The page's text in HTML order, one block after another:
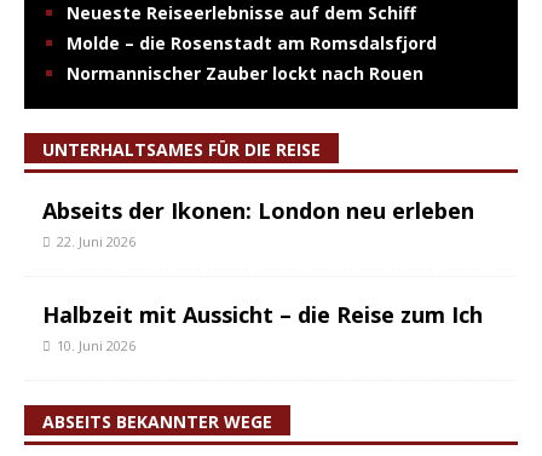
Neueste Reiseerlebnisse auf dem Schiff
Molde – die Rosenstadt am Romsdalsfjord
Normannischer Zauber lockt nach Rouen
UNTERHALTSAMES FÜR DIE REISE
Abseits der Ikonen: London neu erleben
22. Juni 2026
Halbzeit mit Aussicht – die Reise zum Ich
10. Juni 2026
ABSEITS BEKANNTER WEGE